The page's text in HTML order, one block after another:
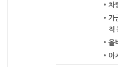
차
가
칙
올
아